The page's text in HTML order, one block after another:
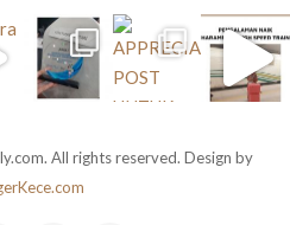
All rights reserved. Design by